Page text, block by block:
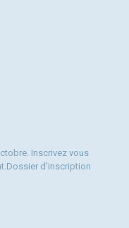
Inscrivez vous
d'inscription